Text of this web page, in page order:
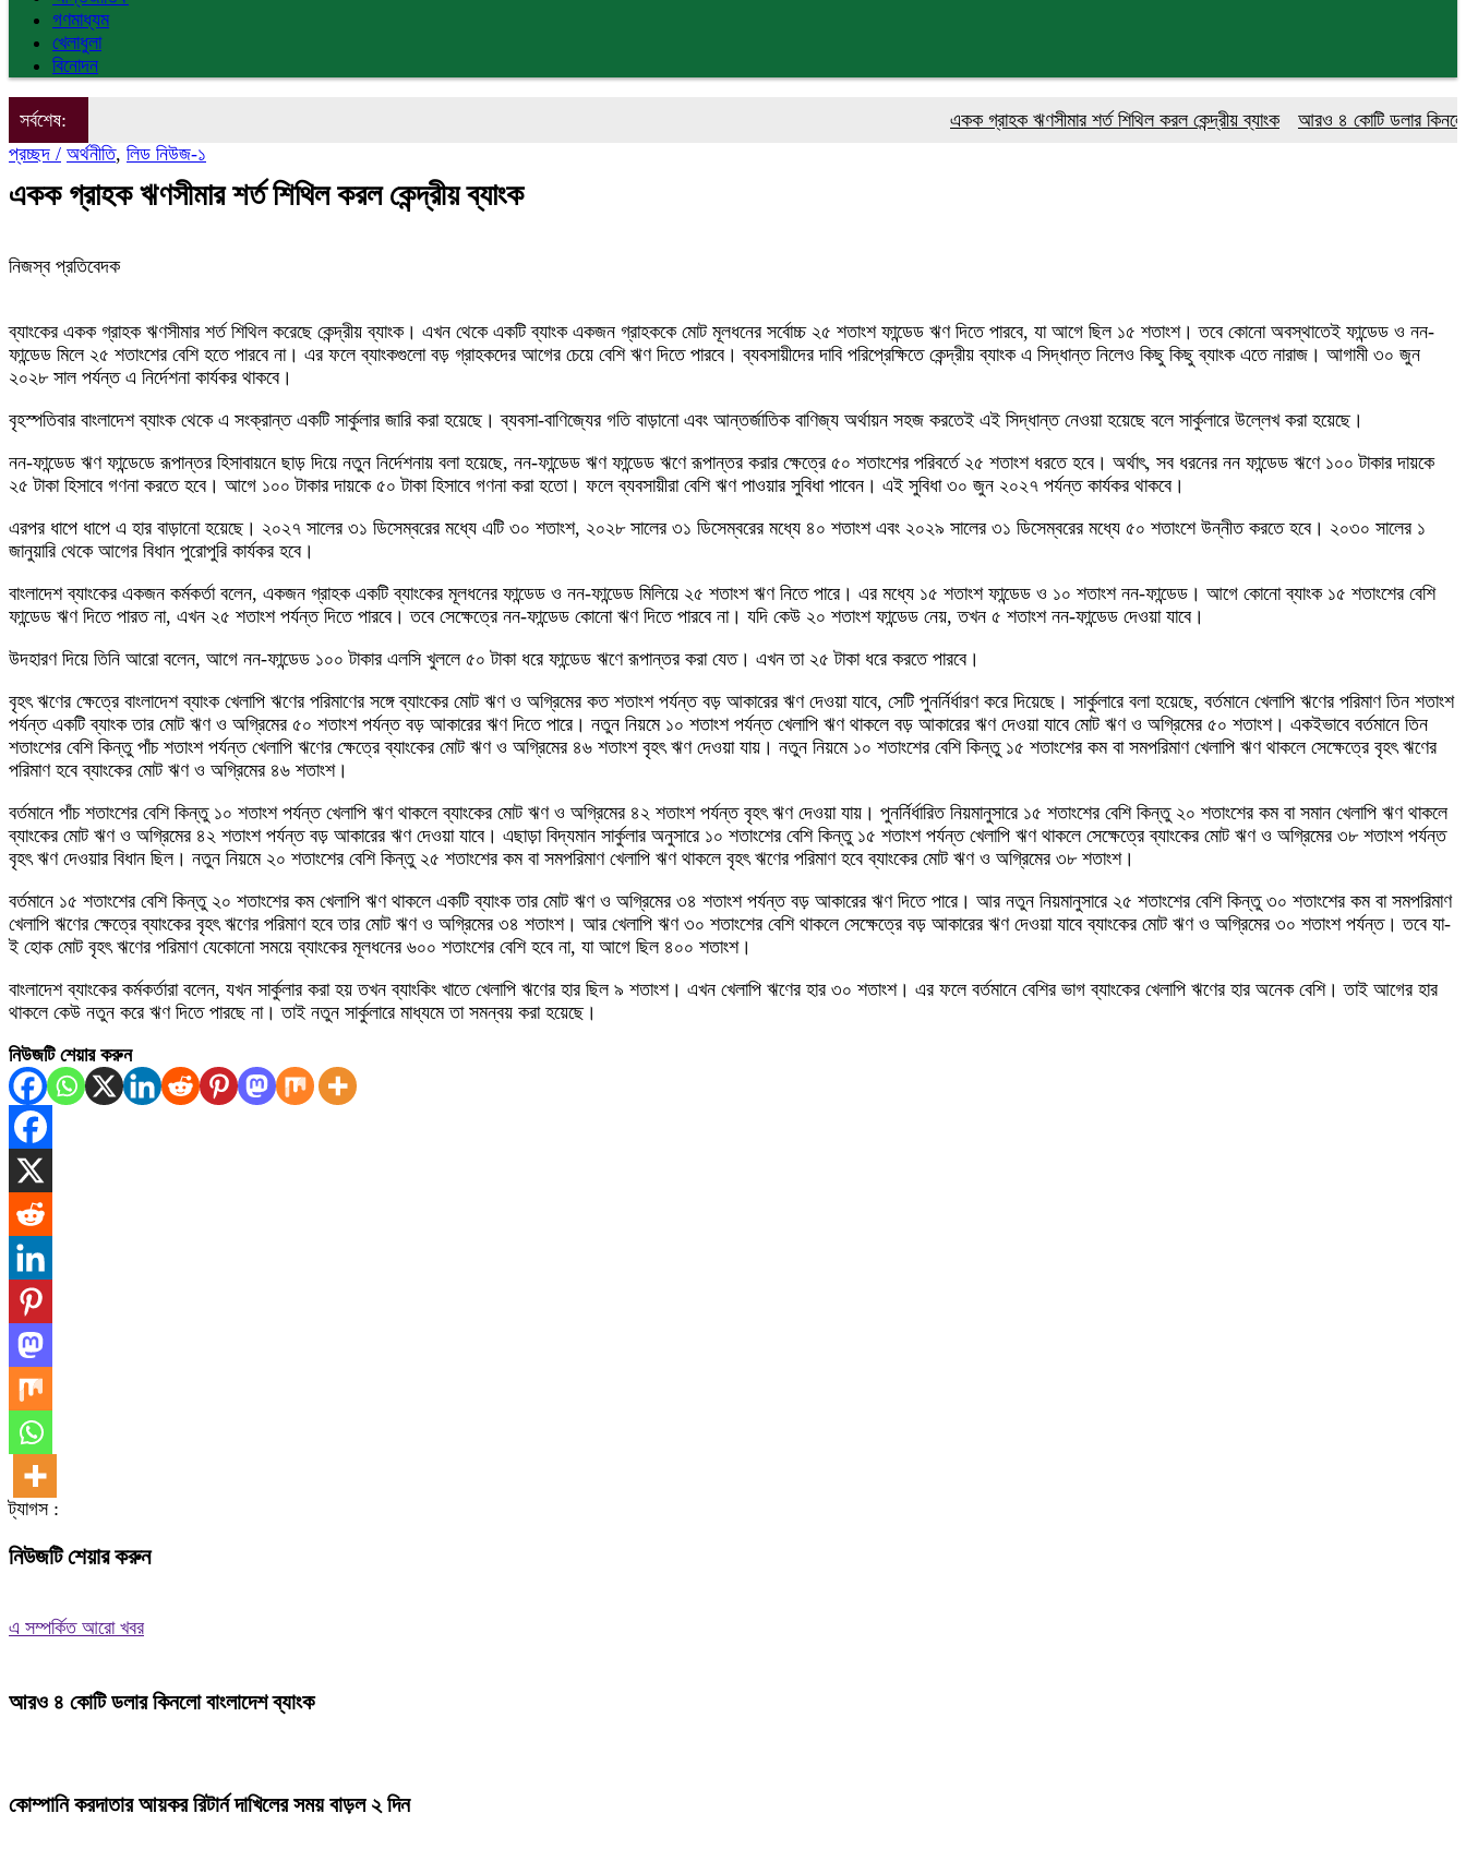
গণমাধ্যম
খেলাধুলা
বিনোদন
সর্বশেষ: একক গ্রাহক ঋণসীমার শর্ত শিথিল করল কেন্দ্রীয় ব্যাংক
আরও ৪ কোটি ডলার কিনলো
প্রচ্ছদ / অর্থনীতি, লিড নিউজ-১
একক গ্রাহক ঋণসীমার শর্ত শিথিল করল কেন্দ্রীয় ব্যাংক
নিজস্ব প্রতিবেদক
ব্যাংকের একক গ্রাহক ঋণসীমার শর্ত শিথিল করেছে কেন্দ্রীয় ব্যাংক। এখন থেকে একটি ব্যাংক একজন গ্রাহককে মোট মূলধনের সর্বোচ্চ ২৫ শতাংশ ফান্ডেড ঋণ দিতে পারবে, যা আগে ছিল ১৫ শতাংশ। তবে কোনো অবস্থাতেই ফান্ডেড ও নন-
ফান্ডেড মিলে ২৫ শতাংশের বেশি হতে পারবে না। এর ফলে ব্যাংকগুলো বড় গ্রাহকদের আগের চেয়ে বেশি ঋণ দিতে পারবে। ব্যবসায়ীদের দাবি পরিপ্রেক্ষিতে কেন্দ্রীয় ব্যাংক এ সিদ্ধান্ত নিলেও কিছু কিছু ব্যাংক এতে নারাজ। আগামী ৩০ জুন
২০২৮ সাল পর্যন্ত এ নির্দেশনা কার্যকর থাকবে।
বৃহস্পতিবার বাংলাদেশ ব্যাংক থেকে এ সংক্রান্ত একটি সার্কুলার জারি করা হয়েছে। ব্যবসা-বাণিজ্যের গতি বাড়ানো এবং আন্তর্জাতিক বাণিজ্য অর্থায়ন সহজ করতেই এই সিদ্ধান্ত নেওয়া হয়েছে বলে সার্কুলারে উল্লেখ করা হয়েছে।
নন-ফান্ডেড ঋণ ফান্ডেডে রূপান্তর হিসাবায়নে ছাড় দিয়ে নতুন নির্দেশনায় বলা হয়েছে, নন-ফান্ডেড ঋণ ফান্ডেড ঋণে রূপান্তর করার ক্ষেত্রে ৫০ শতাংশের পরিবর্তে ২৫ শতাংশ ধরতে হবে। অর্থাৎ, সব ধরনের নন ফান্ডেড ঋণে ১০০ টাকার দায়কে
২৫ টাকা হিসাবে গণনা করতে হবে। আগে ১০০ টাকার দায়কে ৫০ টাকা হিসাবে গণনা করা হতো। ফলে ব্যবসায়ীরা বেশি ঋণ পাওয়ার সুবিধা পাবেন। এই সুবিধা ৩০ জুন ২০২৭ পর্যন্ত কার্যকর থাকবে।
এরপর ধাপে ধাপে এ হার বাড়ানো হয়েছে। ২০২৭ সালের ৩১ ডিসেম্বরের মধ্যে এটি ৩০ শতাংশ, ২০২৮ সালের ৩১ ডিসেম্বরের মধ্যে ৪০ শতাংশ এবং ২০২৯ সালের ৩১ ডিসেম্বরের মধ্যে ৫০ শতাংশে উন্নীত করতে হবে। ২০৩০ সালের ১
জানুয়ারি থেকে আগের বিধান পুরোপুরি কার্যকর হবে।
বাংলাদেশ ব্যাংকের একজন কর্মকর্তা বলেন, একজন গ্রাহক একটি ব্যাংকের মূলধনের ফান্ডেড ও নন-ফান্ডেড মিলিয়ে ২৫ শতাংশ ঋণ নিতে পারে। এর মধ্যে ১৫ শতাংশ ফান্ডেড ও ১০ শতাংশ নন-ফান্ডেড। আগে কোনো ব্যাংক ১৫ শতাংশের বেশি
ফান্ডেড ঋণ দিতে পারত না, এখন ২৫ শতাংশ পর্যন্ত দিতে পারবে। তবে সেক্ষেত্রে নন-ফান্ডেড কোনো ঋণ দিতে পারবে না। যদি কেউ ২০ শতাংশ ফান্ডেড নেয়, তখন ৫ শতাংশ নন-ফান্ডেড দেওয়া যাবে।
উদহারণ দিয়ে তিনি আরো বলেন, আগে নন-ফান্ডেড ১০০ টাকার এলসি খুললে ৫০ টাকা ধরে ফান্ডেড ঋণে রূপান্তর করা যেত। এখন তা ২৫ টাকা ধরে করতে পারবে।
বৃহৎ ঋণের ক্ষেত্রে বাংলাদেশ ব্যাংক খেলাপি ঋণের পরিমাণের সঙ্গে ব্যাংকের মোট ঋণ ও অগ্রিমের কত শতাংশ পর্যন্ত বড় আকারের ঋণ দেওয়া যাবে, সেটি পুনর্নির্ধারণ করে দিয়েছে। সার্কুলারে বলা হয়েছে, বর্তমানে খেলাপি ঋণের পরিমাণ তিন শতাংশ
পর্যন্ত একটি ব্যাংক তার মোট ঋণ ও অগ্রিমের ৫০ শতাংশ পর্যন্ত বড় আকারের ঋণ দিতে পারে। নতুন নিয়মে ১০ শতাংশ পর্যন্ত খেলাপি ঋণ থাকলে বড় আকারের ঋণ দেওয়া যাবে মোট ঋণ ও অগ্রিমের ৫০ শতাংশ। একইভাবে বর্তমানে তিন
শতাংশের বেশি কিন্তু পাঁচ শতাংশ পর্যন্ত খেলাপি ঋণের ক্ষেত্রে ব্যাংকের মোট ঋণ ও অগ্রিমের ৪৬ শতাংশ বৃহৎ ঋণ দেওয়া যায়। নতুন নিয়মে ১০ শতাংশের বেশি কিন্তু ১৫ শতাংশের কম বা সমপরিমাণ খেলাপি ঋণ থাকলে সেক্ষেত্রে বৃহৎ ঋণের
পরিমাণ হবে ব্যাংকের মোট ঋণ ও অগ্রিমের ৪৬ শতাংশ।
বর্তমানে পাঁচ শতাংশের বেশি কিন্তু ১০ শতাংশ পর্যন্ত খেলাপি ঋণ থাকলে ব্যাংকের মোট ঋণ ও অগ্রিমের ৪২ শতাংশ পর্যন্ত বৃহৎ ঋণ দেওয়া যায়। পুনর্নির্ধারিত নিয়মানুসারে ১৫ শতাংশের বেশি কিন্তু ২০ শতাংশের কম বা সমান খেলাপি ঋণ থাকলে
ব্যাংকের মোট ঋণ ও অগ্রিমের ৪২ শতাংশ পর্যন্ত বড় আকারের ঋণ দেওয়া যাবে। এছাড়া বিদ্যমান সার্কুলার অনুসারে ১০ শতাংশের বেশি কিন্তু ১৫ শতাংশ পর্যন্ত খেলাপি ঋণ থাকলে সেক্ষেত্রে ব্যাংকের মোট ঋণ ও অগ্রিমের ৩৮ শতাংশ পর্যন্ত
বৃহৎ ঋণ দেওয়ার বিধান ছিল। নতুন নিয়মে ২০ শতাংশের বেশি কিন্তু ২৫ শতাংশের কম বা সমপরিমাণ খেলাপি ঋণ থাকলে বৃহৎ ঋণের পরিমাণ হবে ব্যাংকের মোট ঋণ ও অগ্রিমের ৩৮ শতাংশ।
বর্তমানে ১৫ শতাংশের বেশি কিন্তু ২০ শতাংশের কম খেলাপি ঋণ থাকলে একটি ব্যাংক তার মোট ঋণ ও অগ্রিমের ৩৪ শতাংশ পর্যন্ত বড় আকারের ঋণ দিতে পারে। আর নতুন নিয়মানুসারে ২৫ শতাংশের বেশি কিন্তু ৩০ শতাংশের কম বা সমপরিমাণ
খেলাপি ঋণের ক্ষেত্রে ব্যাংকের বৃহৎ ঋণের পরিমাণ হবে তার মোট ঋণ ও অগ্রিমের ৩৪ শতাংশ। আর খেলাপি ঋণ ৩০ শতাংশের বেশি থাকলে সেক্ষেত্রে বড় আকারের ঋণ দেওয়া যাবে ব্যাংকের মোট ঋণ ও অগ্রিমের ৩০ শতাংশ পর্যন্ত। তবে যা-
ই হোক মোট বৃহৎ ঋণের পরিমাণ যেকোনো সময়ে ব্যাংকের মূলধনের ৬০০ শতাংশের বেশি হবে না, যা আগে ছিল ৪০০ শতাংশ।
বাংলাদেশ ব্যাংকের কর্মকর্তারা বলেন, যখন সার্কুলার করা হয় তখন ব্যাংকিং খাতে খেলাপি ঋণের হার ছিল ৯ শতাংশ। এখন খেলাপি ঋণের হার ৩০ শতাংশ। এর ফলে বর্তমানে বেশির ভাগ ব্যাংকের খেলাপি ঋণের হার অনেক বেশি। তাই আগের হার
থাকলে কেউ নতুন করে ঋণ দিতে পারছে না। তাই নতুন সার্কুলারে মাধ্যমে তা সমন্বয় করা হয়েছে।
নিউজটি শেয়ার করুন
ট্যাগস :
নিউজটি শেয়ার করুন
এ সম্পর্কিত আরো খবর
আরও ৪ কোটি ডলার কিনলো বাংলাদেশ ব্যাংক
কোম্পানি করদাতার আয়কর রিটার্ন দাখিলের সময় বাড়ল ২ দিন